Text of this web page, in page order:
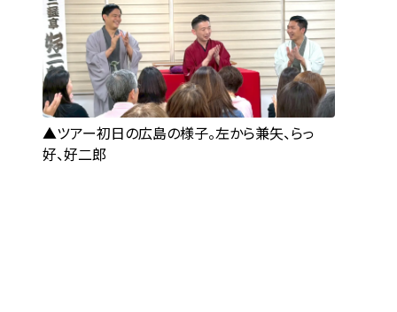
ツアー初日の広島の様子。左から兼矢、らっ
好、好二郎